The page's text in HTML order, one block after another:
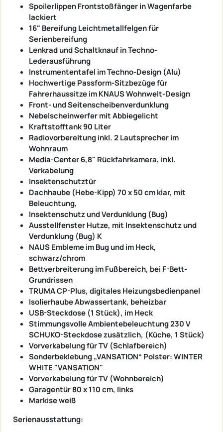
Spoilerlippen Frontstoßfänger in Wagenfarbe
lackiert
16" Bereifung Leichtmetallfelgen für
Serienbereifung
Lenkrad und Schaltknauf in Techno-
Lederausführung
Instrumententafel im Techno-Design (Alu)
Hochwertige Passform-Sitzbezüge für
Fahrerhaussitze im KNAUS Wohnwelt-Design
Front- und Seitenscheibenverdunklung
Nebelscheinwerfer mit Abbiegelicht
Kraftstofftank 90 Liter
Radiovorbereitung inkl. 2 Lautsprecher im
Wohnraum
Media-Center 6,8" Rückfahrkamera, inkl.
Verkabelung
Insektenschutztür
Dachhaube (Hebe-Kipp) 70 x 50 cm klar, mit
Beleuchtung,
Insektenschutz und Verdunklung (Bug)
Ausstellfenster Hutze, mit Insektenschutz und
Verdunklung (Bug) K
NAUS Embleme im Bug und im Heck,
schwarz/chrom
Bettverbreiterung im Fußbereich, bei F-Bett-
Grundrissen
TRUMA CP-Plus, digitales Heizungsbedienpanel
Isolierhaube Abwassertank, beheizbar
USB-Steckdose (1 Stück), im Heck
Stimmungsvolle Ambientebeleuchtung 230 V
SCHUKO-Steckdose zusätzlich, (Küche, 1 Stück)
Vorverkabelung für TV (Schlafbereich)
Sonderbeklebung „VANSATION“ Polster: WINTER
WHITE "VANSATION"
Vorverkabelung für TV (Wohnbereich)
Garagentür 80 x 110 cm, links
Markise weiß
Serienausstattung: